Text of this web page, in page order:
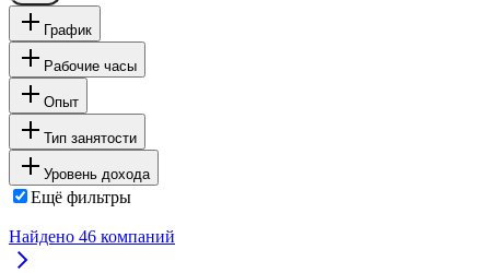
График
Рабочие часы
Опыт
Тип занятости
Уровень дохода
Ещё фильтры
Найдено 46 компаний